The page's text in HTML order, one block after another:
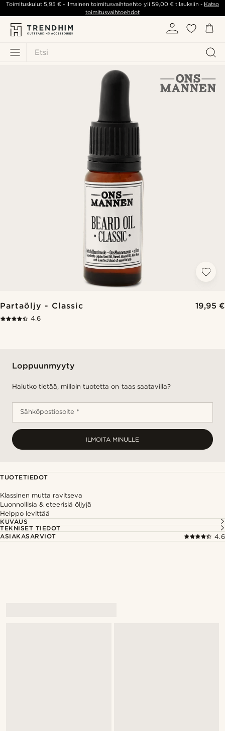
Etsi
Toimituskulut5,95 € - ilmainen toimitusvaihtoehto yli 59,00 €tilauksiin - Katso
toimitusvaihtoehdot
Partaöljy - Classic 19,95 €
4.6
Loppuunmyyty
Halutko tietää, milloin tuotetta on taas saatavilla?
Sähköpostiosoite *
ILMOITA MINULLE
TUOTETIEDOT
Klassinen mutta ravitseva
Luonnollisia & eteerisiä öljyjä
Helppo levittää
KUVAUS
TEKNISET TIEDOT
ASIAKASARVIOT
4.6